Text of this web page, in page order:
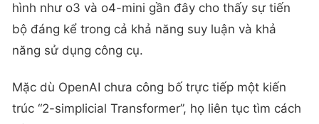
hình như o3 và o4-mini gần đây cho thấy sự tiến
bộ đáng kể trong cả khả năng suy luận và khả
năng sử dụng công cụ.
Mặc dù OpenAI chưa công bố trực tiếp một kiến
trúc “2-simplicial Transformer”, họ liên tục tìm cách